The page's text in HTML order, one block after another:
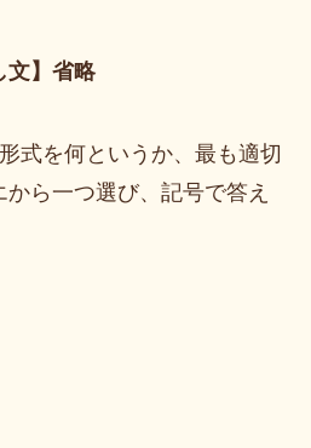
文】省略
式を何というか、最も適切
ら一つ選び、記号で答え